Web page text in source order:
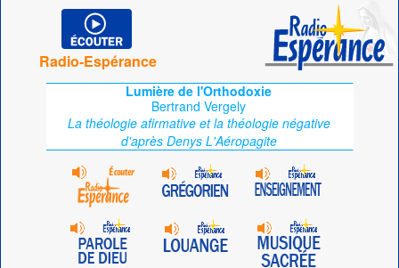
Radio-Espérance
Lumière de l'Orthodoxie
Bertrand Vergely
La théologie afirmative et la théologie négative
d'après Denys L'Aéropagite